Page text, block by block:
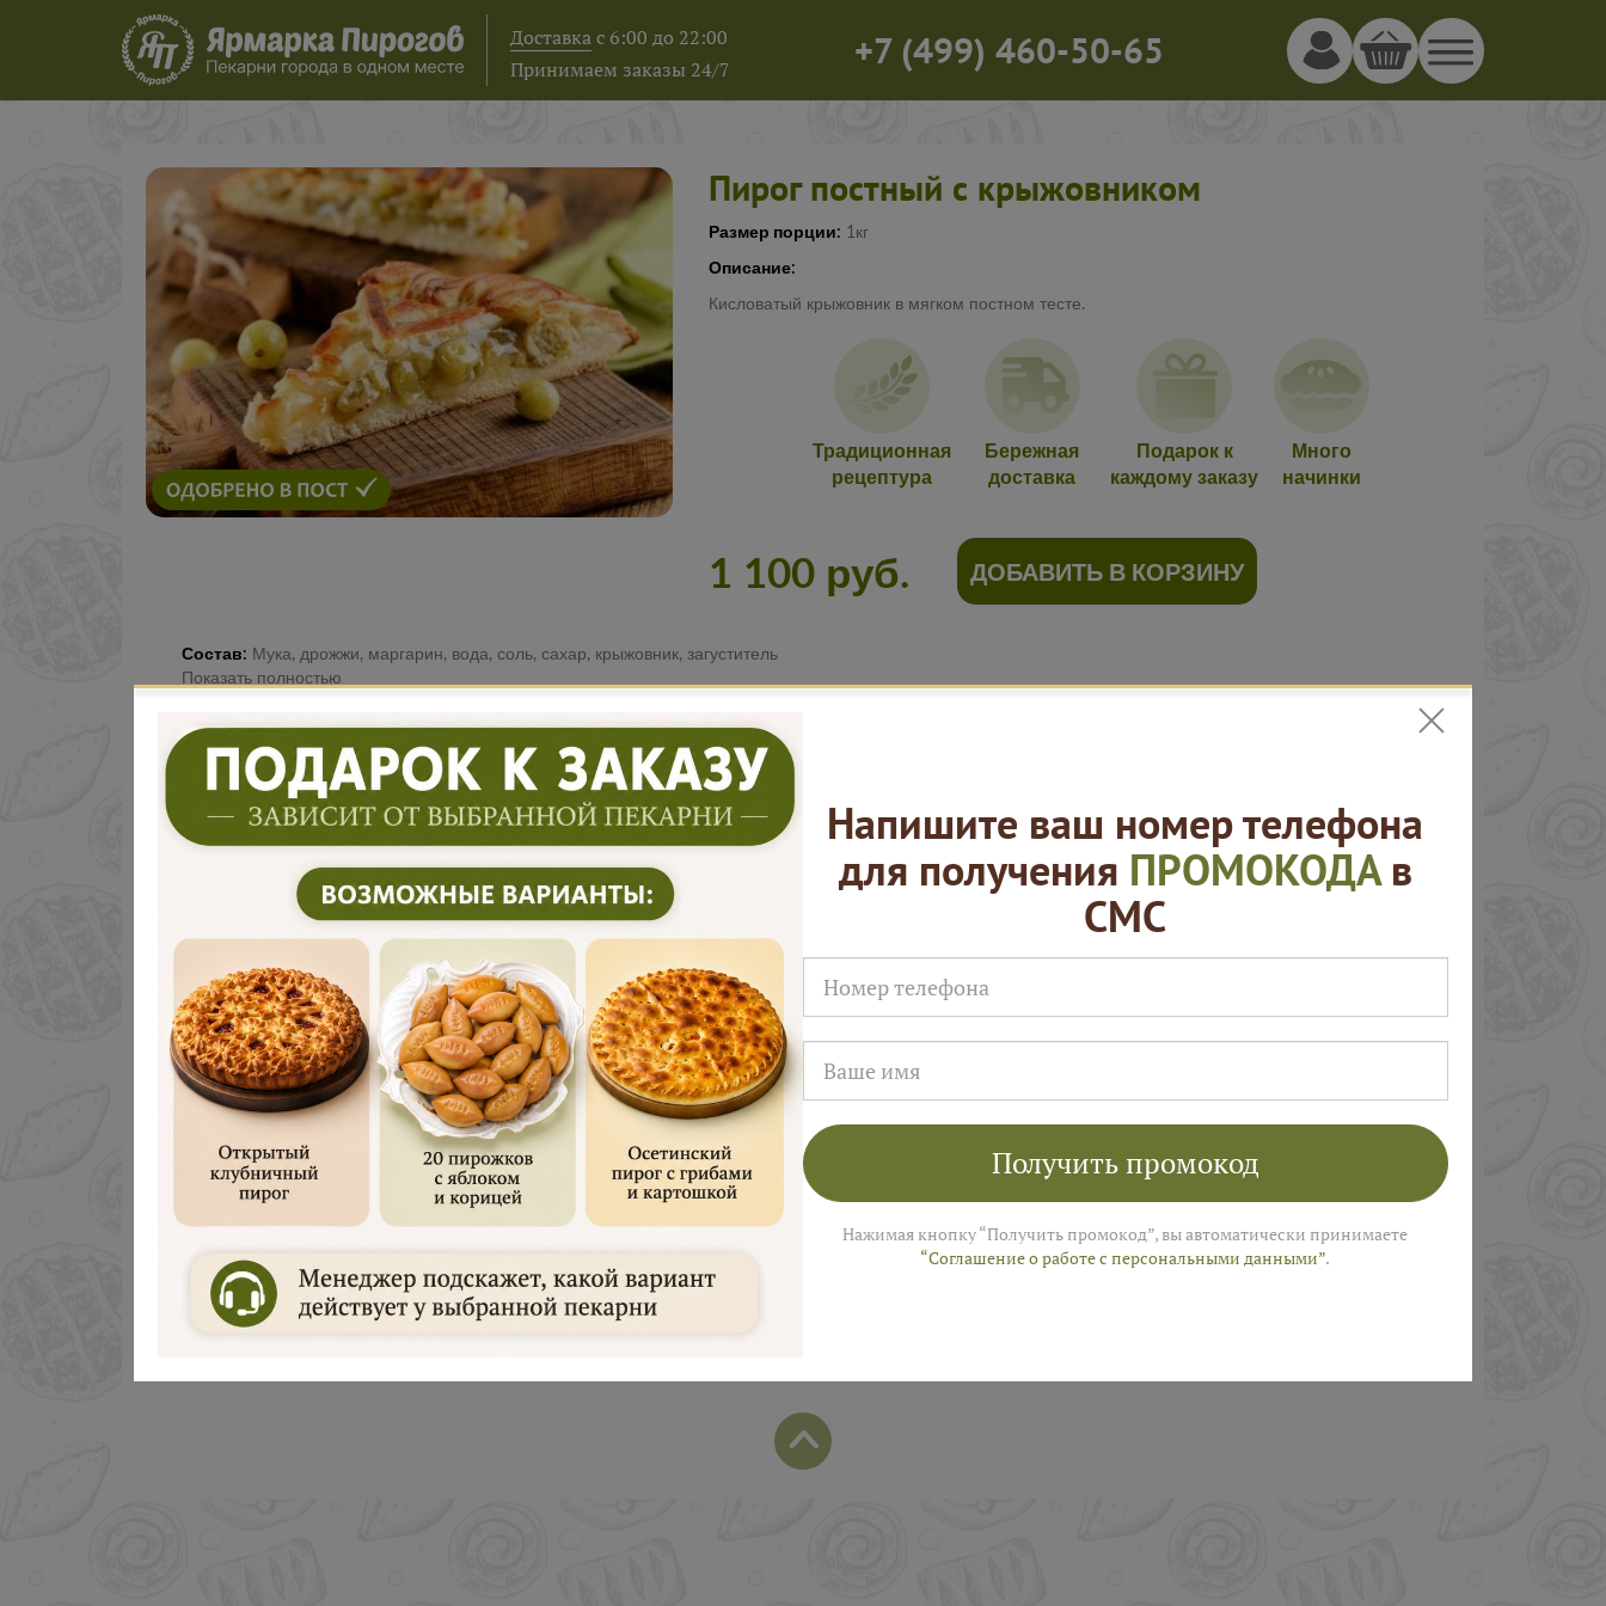
Доставкас 6:00 до 22:00
Принимаем заказы 24/7
+7(499) 460-50-65
Пирог постный с крыжовником
Размер порции: 1кг
Описание:
Кисловатый крыжовник в мягком постном тесте.
Традиционная
рецептура
Бережная
доставка
Подарок к
каждому заказу
Много
начинки
1 100 руб. ДОБАВИТЬ В КОРЗИНУ
Состав: Мука, дрожжи, маргарин, вода, соль, сахар, крыжовник, загуститель
Показать полностью
Нам доверяют
Русские Пироги это
Дарим 500 рублей на заказ в августе!
Введите ваш номер телефона и мы пришлем промокод для подарка в смс
ПОЛУЧИТЬ
Популярные позиции
Напишите ваш номер телефона
для получения ПРОМОКОДАв
СМС
Получить промокод
Нажимая кнопку “Получить промокод”, вы автоматически принимаете
“Соглашение о работе с персональными данными”.